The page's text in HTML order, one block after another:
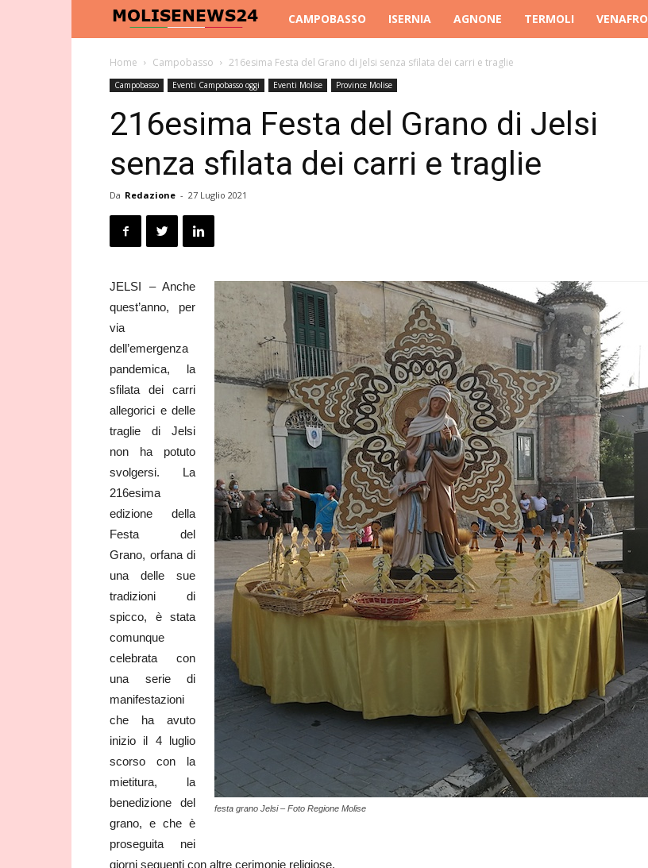
Molise
News
24
CAMPOBASSO ISERNIA AGNONE TERMOLI VENAFRO
Home Campobasso 216esima Festa del Grano di Jelsi senza sfilata dei carri e traglie
Campobasso Eventi Campobasso oggi Eventi Molise Province Molise
216esima Festa del Grano di Jelsi
senza sfilata dei carri e traglie
Da Redazione - 27 Luglio 2021
festa grano Jelsi – Foto Regione Molise
JELSI – Anche
quest’anno, per
via
dell’emergenza
pandemica, la
sfilata dei carri
allegorici e delle
traglie di Jelsi
non ha potuto
svolgersi. La
216esima
edizione della
Festa del
Grano, orfana di
una delle sue
tradizioni di
spicco, è stata
comunque
celebrata con
una serie di
manifestazioni
che ha avuto
inizio il 4 luglio
scorso con la
mietitura, la
benedizione del
grano, e che è
proseguita nei
giorni seguenti con altre cerimonie religiose.